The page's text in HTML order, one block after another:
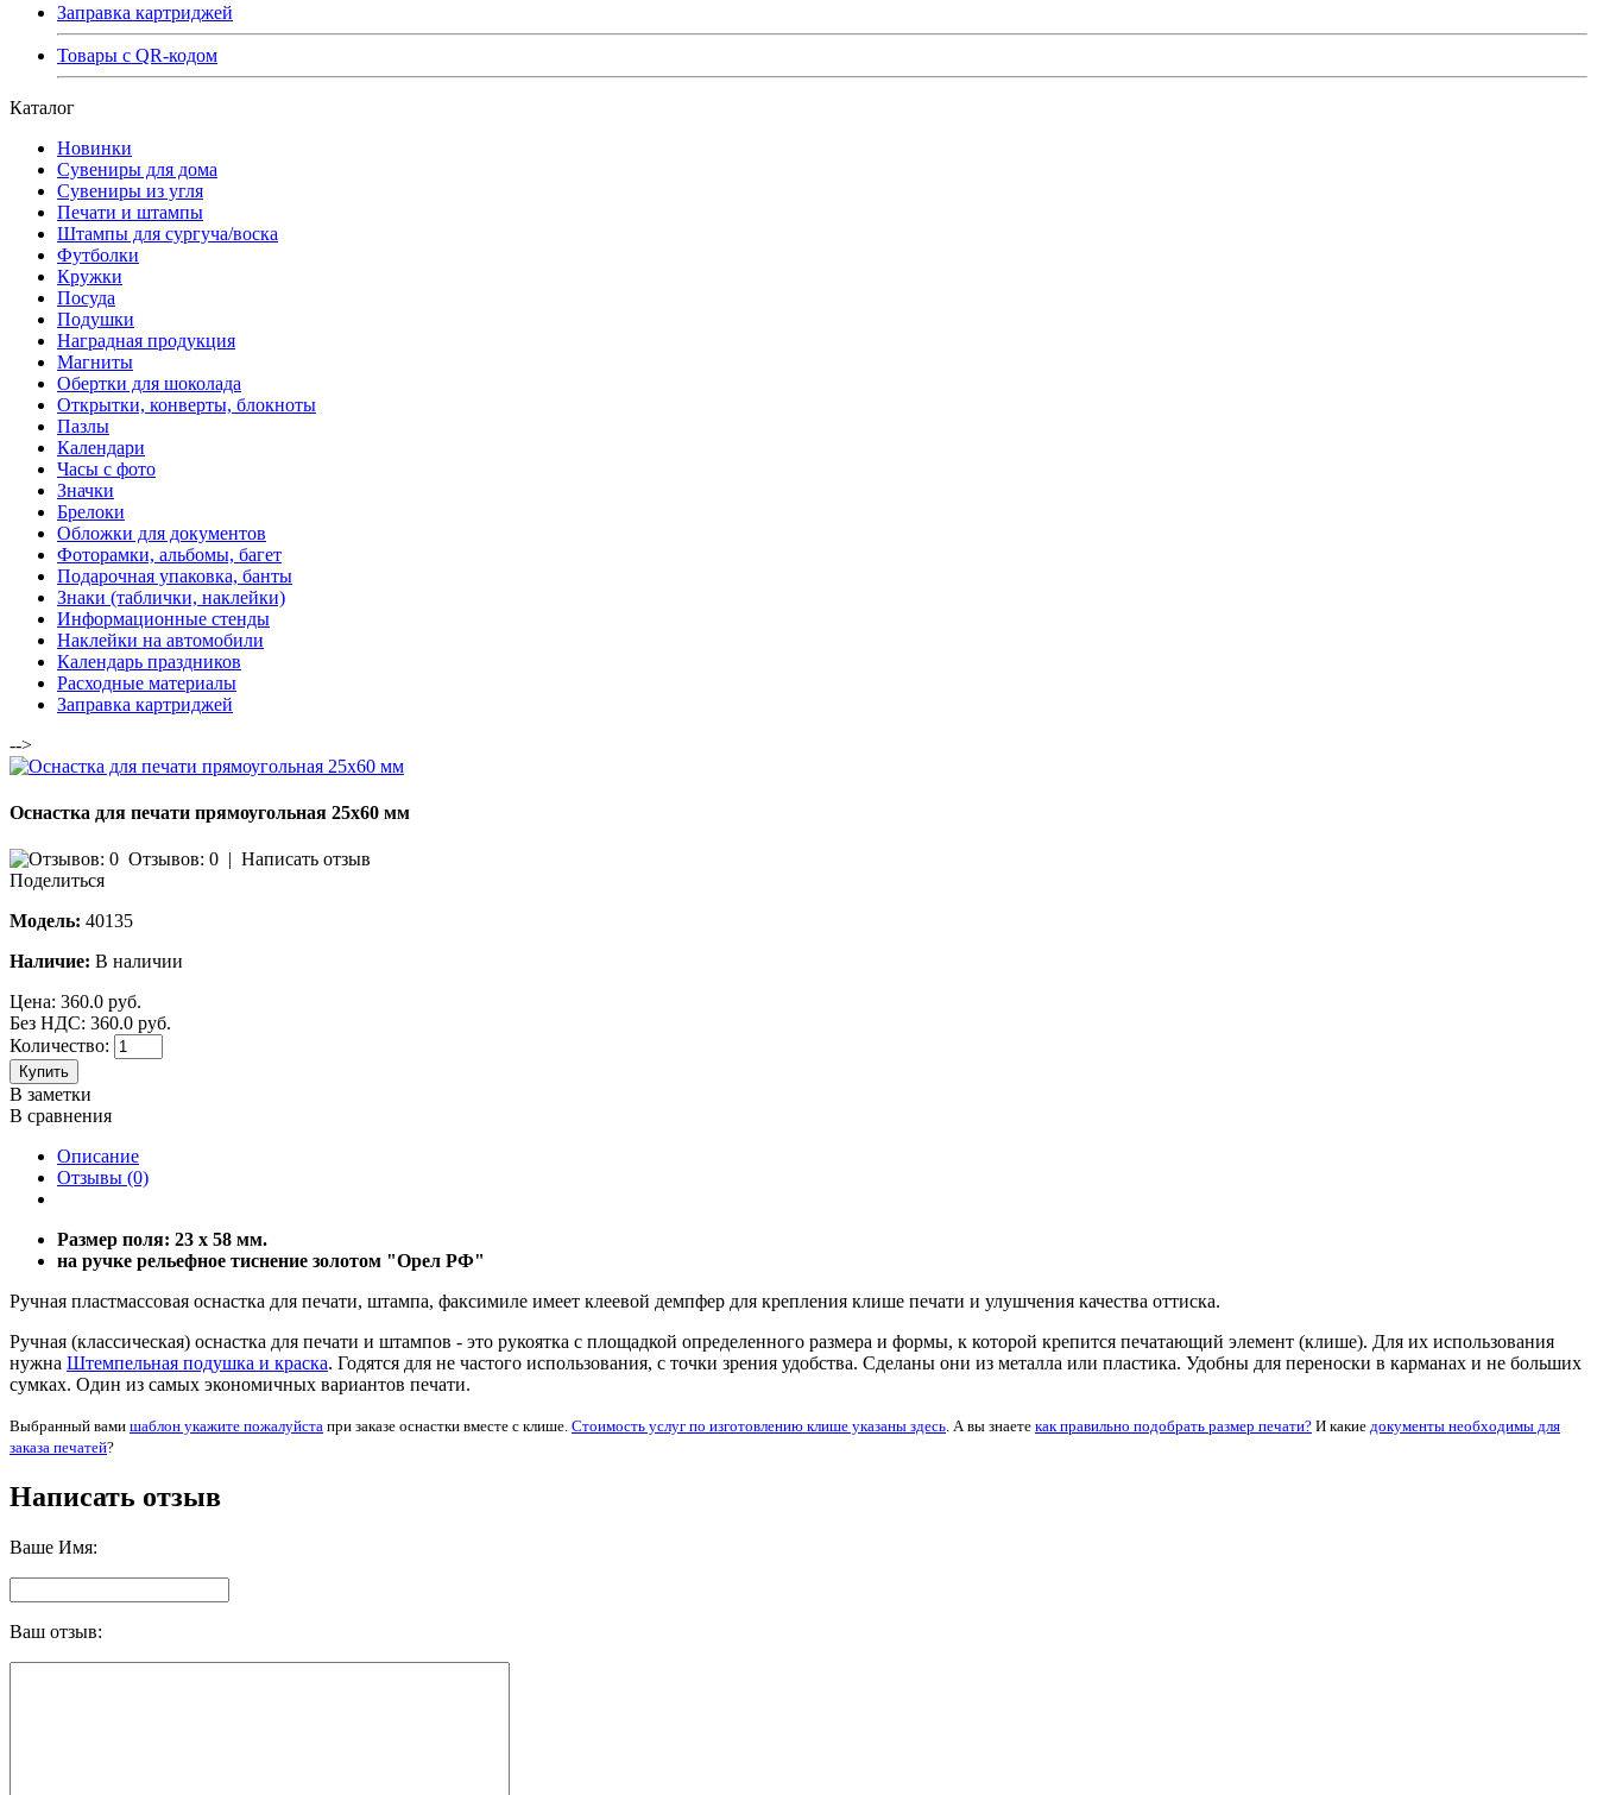
Заправка картриджей
Товары с QR-кодом
Каталог
Новинки
Сувениры для дома
Сувениры из угля
Печати и штампы
Штампы для сургуча/воска
Футболки
Кружки
Посуда
Подушки
Наградная продукция
Магниты
Обертки для шоколада
Открытки, конверты, блокноты
Пазлы
Календари
Часы с фото
Значки
Брелоки
Обложки для документов
Фоторамки, альбомы, багет
Подарочная упаковка, банты
Знаки (таблички, наклейки)
Информационные стенды
Наклейки на автомобили
Календарь праздников
Расходные материалы
Заправка картриджей
-->
Оснастка для печати прямоугольная 25х60 мм
Отзывов: 0 | Написать отзыв
Поделиться
Модель: 40135
Наличие: В наличии
Цена: 360.0 руб.
Без НДС: 360.0 руб.
Количество:
Купить
В заметки
В сравнения
Описание
Отзывы (0)
Размер поля: 23 х 58 мм.
на ручке рельефное тиснение золотом "Орел РФ"
Ручная пластмассовая оснастка для печати, штампа, факсимиле имеет клеевой демпфер для крепления клише печати и улушчения качества оттиска.
Ручная (классическая) оснастка для печати и штампов - это рукоятка с площадкой определенного размера и формы, к которой крепится печатающий элемент (клише). Для их использования
нужна Штемпельная подушка и краска. Годятся для не частого использования, с точки зрения удобства. Сделаны они из металла или пластика. Удобны для переноски в карманах и не больших
сумках. Один из самых экономичных вариантов печати.
Выбранный вами шаблон укажите пожалуйста при заказе оснастки вместе с клише. Стоимость услуг по изготовлению клише указаны здесь. А вы знаете как правильно подобрать размер печати? И какие документы необходимы для
заказа печатей?
Написать отзыв
Ваше Имя:
Ваш отзыв: